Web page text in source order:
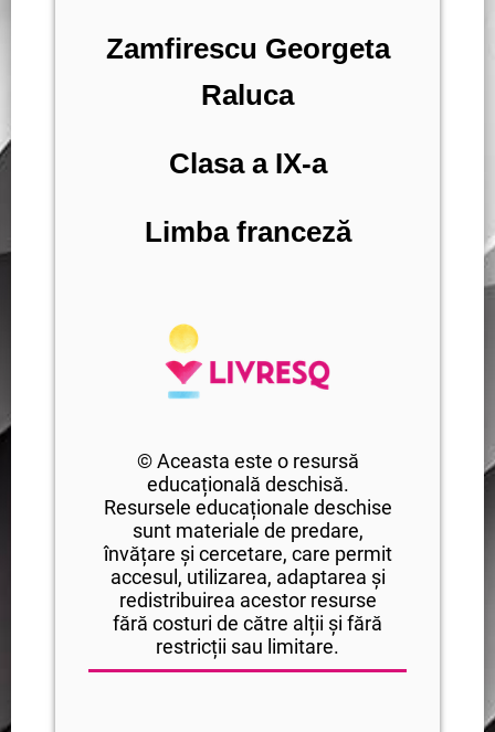
Zamfirescu Georgeta
Raluca
Clasa a IX-a
Limba franceză
© Aceasta este o resursă
educațională deschisă.
Resursele educaționale deschise
sunt materiale de predare,
învățare și cercetare, care permit
accesul, utilizarea, adaptarea și
redistribuirea acestor resurse
fără costuri de către alții și fără
restricții sau limitare.